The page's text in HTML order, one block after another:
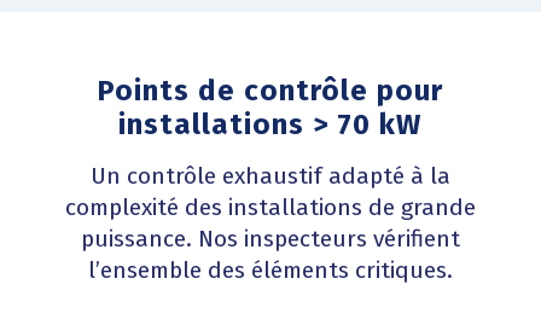
Points de contrôle pour
installations > 70 kW
Un contrôle exhaustif adapté à la
complexité des installations de grande
puissance. Nos inspecteurs vérifient
l’ensemble des éléments critiques.